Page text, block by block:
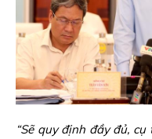
“Sẽ quy định đầy đủ,